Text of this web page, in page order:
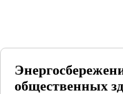
общественных